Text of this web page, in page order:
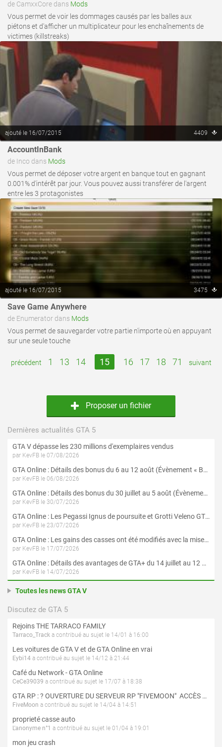
de CamxxCore dans Mods
Vous permet de voir les dommages causés par les balles aux
piétons et d'afficher un multiplicateur pour les enchaînements de
victimes (killstreaks)
ajouté le 16/07/2015 4409
AccountInBank
de Inco dans Mods
Vous permet de déposer votre argent en banque tout en gagnant
0.001% d'intérêt par jour. Vous pouvez aussi transférer de l'argent
entre les 3 protagonistes
ajouté le 16/07/2015 3475
Save Game Anywhere
de Enumerator dans Mods
Vous permet de sauvegarder votre partie n'importe où en appuyant
sur une seule touche
précédent 1 13 14 15 16 17 18 71 suivant
Proposer un fichier
Dernières actualités GTA 5
GTA V dépasse les 230 millions d'exemplaires vendus
par KevFB le 07/08/2026
GTA Online : Détails des bonus du 6 au 12 août (Évènement « Braquages de l'été » - Suite et fin)
par KevFB le 06/08/2026
GTA Online : Détails des bonus du 30 juillet au 5 août (Évènement « Braquages d'été »)
par KevFB le 30/07/2026
GTA Online : Les Pegassi Ignus de poursuite et Grotti Veleno GT sont maintenant disponibles
par KevFB le 23/07/2026
GTA Online : Les gains des casses ont été modifiés avec la mise à jour « Le Braquage du Kortz Center »
par KevFB le 17/07/2026
GTA Online : Détails des avantages de GTA+ du 14 juillet au 12 août
par KevFB le 14/07/2026
Toutes les news GTA V
Discutez de GTA 5
Rejoins THE TARRACO FAMILY
Tarraco_Track a contribué au sujet le 14/01 à 16:00
Les voitures de GTA V et de GTA Online en vrai
Eybi14 a contribué au sujet le 14/12 à 21:44
Café du Network - GTA Online
CeCe39039 a contribué au sujet le 17/07 à 18:38
GTA RP : ? OUVERTURE DU SERVEUR RP "FIVEMOON"  ACCÈS LIBRE ?
FiveMoon a contribué au sujet le 14/04 à 14:51
proprieté casse auto
L'anonyme n°1 a contribué au sujet le 01/04 à 19:01
mon jeu crash